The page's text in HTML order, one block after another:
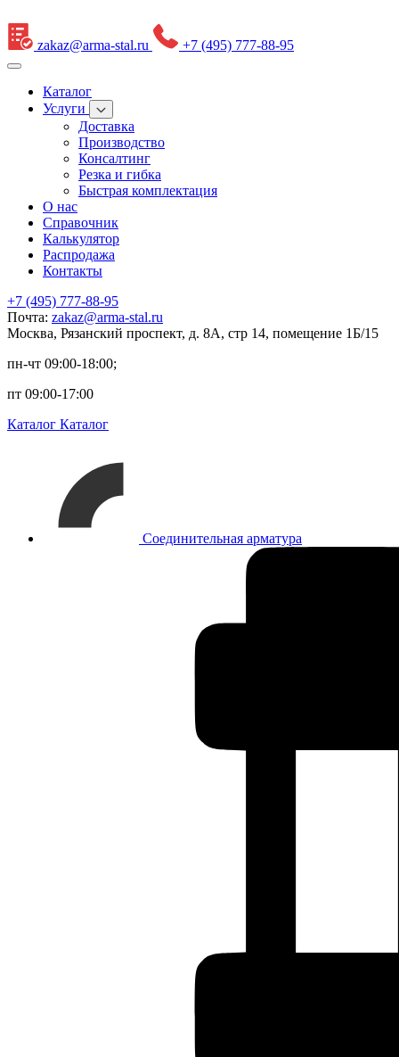
zakaz@arma-stal.ru +7 (495) 777-88-95
Каталог
Услуги
Доставка
Производство
Консалтинг
Резка и гибка
Быстрая комплектация
О нас
Справочник
Калькулятор
Распродажа
Контакты
+7 (495) 777-88-95
Почта: zakaz@arma-stal.ru
Москва, Рязанский проспект, д. 8А, стр 14, помещение 1Б/15
пн-чт 09:00-18:00;
пт 09:00-17:00
Каталог Каталог
Соединительная арматура